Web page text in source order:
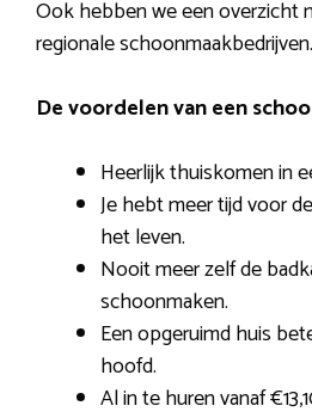
Ook hebben we een overzicht
regionale schoonmaakbedrijven.
De voordelen van een
Heerlijk thuiskomen in
Je hebt meer tijd voor
het leven.
Nooit meer zelf de
schoonmaken.
Een opgeruimd huis
hoofd.
Al in te huren vanaf